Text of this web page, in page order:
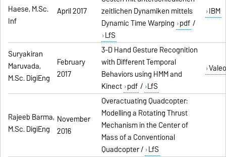
Haese, M.Sc.
Inf
April 2017
zeitlichen Dynamiken mittels
Dynamic Time Warping pdf /
LfS
IBM
Suryakiran
Maruvada,
M.Sc. DigiEng
February
2017
3-D Hand Gesture Recognition
with Different Temporal
Behaviors using HMM and
Kinect pdf / LfS
Rajeeb Barma,
M.Sc. DigiEng
November
2016
Overactuating Quadcopter:
Modelling a Rotating Thrust
Mechanism in the Center of
Mass of a Conventional
Quadcopter / LfS